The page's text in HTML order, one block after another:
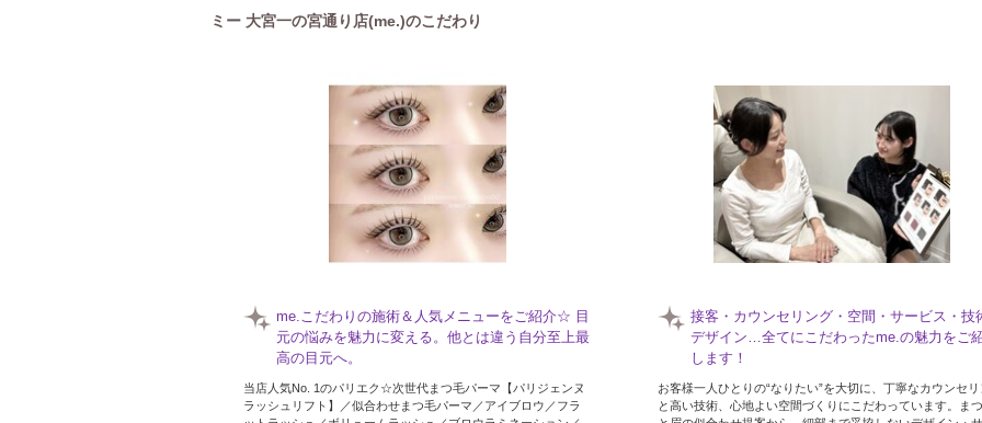
初めての方にオススメ
大人気のアイサロン《eyelashsalon me.大宮
号店☆大宮店が予約×でも当店でご予約いただ
エクステの種類が豊富
大人気パリエクご用意あり◎エクステの種類が
ボリューム～ナチュラルまで幅広く対応いた
♪
ミー 大宮一の宮通り店(me.)のこだわり
me.こだわりの施術＆人気メニューをご紹介☆ 目
元の悩みを魅力に変える。他とは違う自分至上最
高の目元へ。
当店人気No. 1のパリエク☆次世代まつ毛パーマ【パリジェンヌ
ラッシュリフト】／似合わせまつ毛パーマ／アイブロウ／フラ
接客・カウンセリング・空間・サービス・技
デザイン…全てにこだわったme.の魅力をご
します！
お客様一人ひとりの“なりたい”を大切に、丁寧なカウンセ
と高い技術、心地よい空間づくりにこだわっています。ま